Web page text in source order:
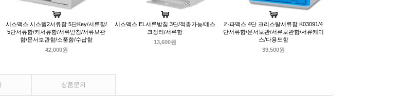
시스맥스 시스템2서류함 5단Key/서류함/
5단서류함/키서류함/서류받침/서류보관
함/문서보관함/소품함/수납함
42,000원
시스맥스 EL서류받침 3단/적층가능/데스
크정리/서류함
13,600원
카파맥스 4단 크리스탈서류함 K03091/4
단서류함/문서보관/서류보관함/서류케이
스/다용도함
39,500원
상품문의